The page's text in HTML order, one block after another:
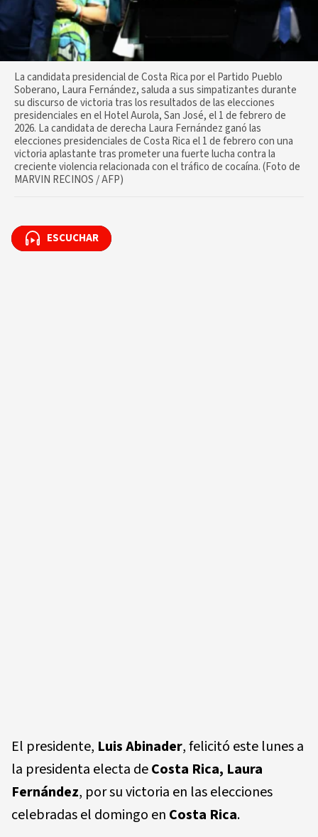
La candidata presidencial de Costa Rica por el Partido Pueblo
Soberano, Laura Fernández, saluda a sus simpatizantes durante
su discurso de victoria tras los resultados de las elecciones
presidenciales en el Hotel Aurola, San José, el 1 de febrero de
2026. La candidata de derecha Laura Fernández ganó las
elecciones presidenciales de Costa Rica el 1 de febrero con una
victoria aplastante tras prometer una fuerte lucha contra la
creciente violencia relacionada con el tráfico de cocaína. (Foto de
MARVIN RECINOS / AFP)
ESCUCHAR
ESCUCHAR
El presidente, Luis Abinader, felicitó este lunes a
la presidenta electa deCosta Rica, Laura
Fernández, por su victoria en las elecciones
celebradas el domingo en Costa Rica.